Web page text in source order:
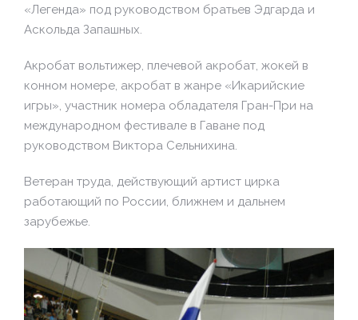
«Легенда» под руководством братьев Эдгарда и
Аскольда Запашных.
Акробат вольтижер, плечевой акробат, жокей в
конном номере, акробат в жанре «Икарийские
игры», участник номера обладателя Гран-При на
международном фестивале в Гаване под
руководством Виктора Сельнихина.
Ветеран труда, действующий артист цирка
работающий по России, ближнем и дальнем
зарубежье.